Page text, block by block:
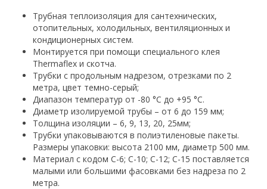
Трубная теплоизоляция для сантехнических,
отопительных, холодильных, вентиляционных и
кондиционерных систем.
Монтируется при помощи специального клея
Thermaflex и скотча.
Трубки с продольным надрезом, отрезками по 2
метра, цвет темно-серый;
Диапазон температур от -80 °С до +95 °С.
Диаметр изолируемой трубы – от 6 до 159 мм;
Толщина изоляции – 6, 9, 13, 20, 25мм;
Трубки упаковываются в полиэтиленовые пакеты.
Размеры упаковки: высота 2100 мм, диаметр 500 мм.
Материал с кодом С-6; С-10; С-12; С-15 поставляется
малыми или большими фасовками без надреза по 2
метра.